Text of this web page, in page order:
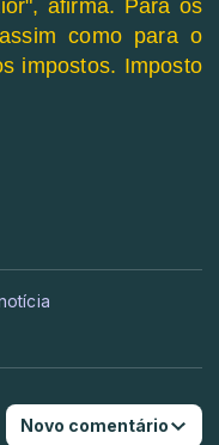
afirma. Para os
como para o
impostos. Imposto
Novo comentário